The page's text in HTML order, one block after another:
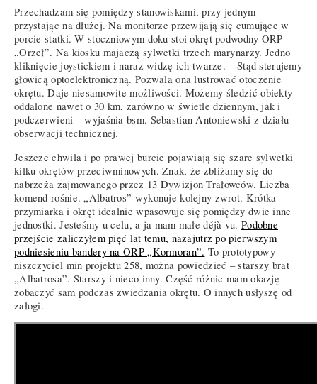
Przechadzam się pomiędzy stanowiskami, przy jednym
przystając na dłużej. Na monitorze przewijają się cumujące w
porcie statki. W stoczniowym doku stoi okręt podwodny ORP
„Orzeł”. Na kiosku majaczą sylwetki trzech marynarzy. Jedno
kliknięcie joystickiem i naraz widzę ich twarze. – Stąd sterujemy
głowicą optoelektroniczną. Pozwala ona lustrować otoczenie
okrętu. Daje niesamowite możliwości. Możemy śledzić obiekty
oddalone nawet o 30 km, zarówno w świetle dziennym, jak i
podczerwieni – wyjaśnia bsm. Sebastian Antoniewski z działu
obserwacji technicznej.
Jeszcze chwila i po prawej burcie pojawiają się szare sylwetki
kilku okrętów przeciwminowych. Znak, że zbliżamy się do
nabrzeża zajmowanego przez 13 Dywizjon Trałowców. Liczba
komend rośnie. „Albatros” wykonuje kolejny zwrot. Krótka
przymiarka i okręt idealnie wpasowuje się pomiędzy dwie inne
jednostki. Jesteśmy u celu, a ja mam małe déjà vu. Podobne
przejście zaliczyłem pięć lat temu, nazajutrz po pierwszym
podniesieniu bandery na ORP „Kormoran”. To prototypowy
niszczyciel min projektu 258, można powiedzieć – starszy brat
„Albatrosa”. Starszy i nieco inny. Część różnic mam okazję
zobaczyć sam podczas zwiedzania okrętu. O innych usłyszę od
załogi.